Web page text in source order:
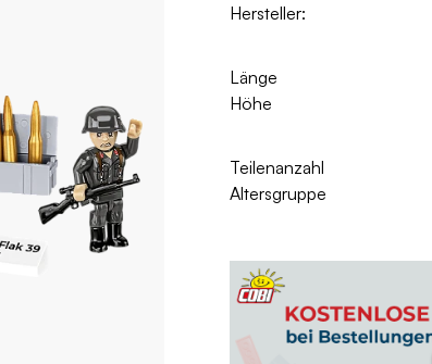
Hersteller:
Länge
Höhe
Teilenanzahl
Altersgruppe